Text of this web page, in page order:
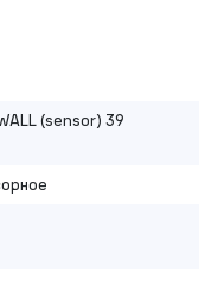
(sensor) 39